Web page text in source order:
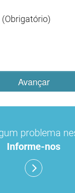
(Obrigatório)
Avançar
problema
Informe-nos